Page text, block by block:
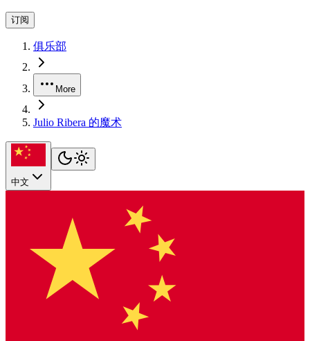
订阅
俱乐部
More
Julio Ribera 的魔术
中文